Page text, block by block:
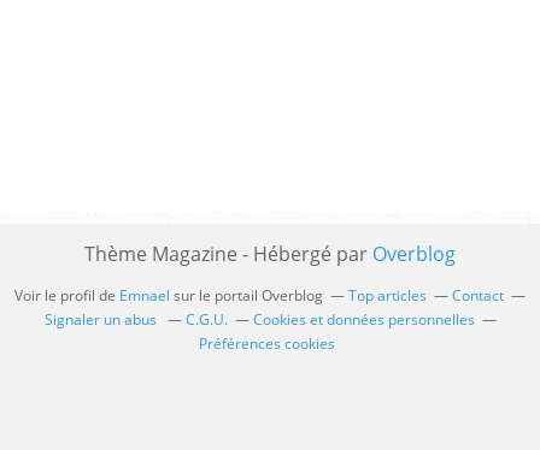
Thème Magazine - Hébergé par Overblog
Voir le profil de Emnael sur le portail Overblog Top articles
Contact
Signaler un abus
C.G.U.
Cookies et données personnelles
Préférences cookies